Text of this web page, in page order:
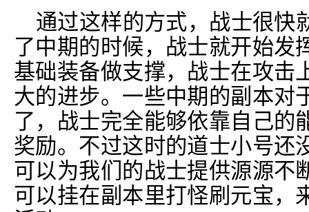
通过这样的方式，战士很快
了中期的时候，战士就开始发
基础装备做支撑，战士在攻击
大的进步。一些中期的副本对
了，战士完全能够依靠自己的
奖励。不过这时的道士小号还
可以为我们的战士提供源源不
可以挂在副本里打怪刷元宝，